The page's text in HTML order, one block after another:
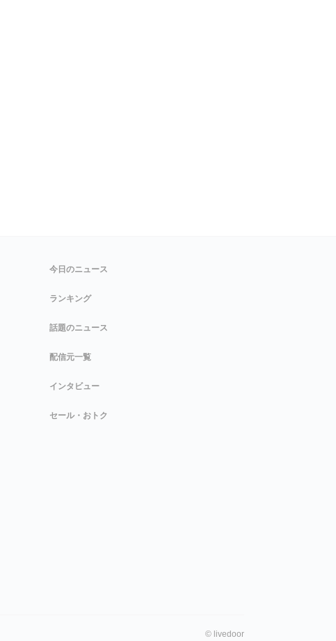
今日のニュース
ランキング
話題のニュース
配信元一覧
インタビュー
セール・おトク
© livedoor